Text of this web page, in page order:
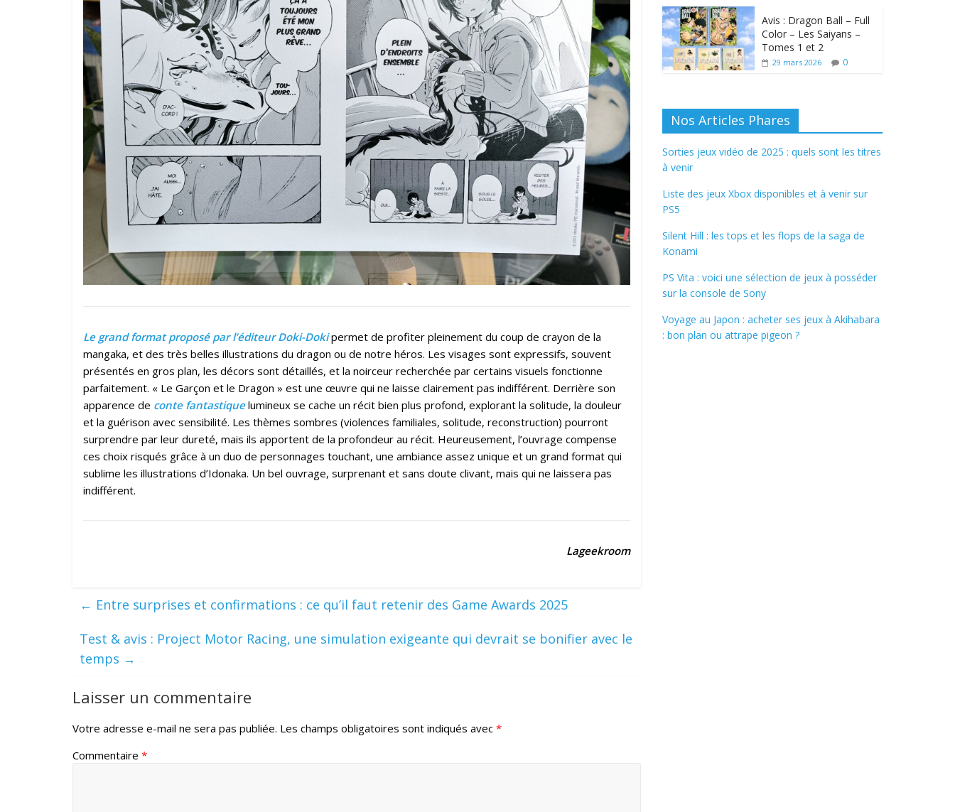
Le grand format proposé par l’éditeur Doki-Dokipermet de profiter pleinement du coup de crayon de la
mangaka, et des très belles illustrations du dragon ou de notre héros. Les visages sont expressifs, souvent
présentés en gros plan, les décors sont détaillés, et la noirceur recherchée par certains visuels fonctionne
parfaitement. « Le Garçon et le Dragon » est une œuvre qui ne laisse clairement pas indifférent. Derrière son
apparence de conte fantastiquelumineux se cache un récit bien plus profond, explorant la solitude, la douleur
et la guérison avec sensibilité. Les thèmes sombres (violences familiales, solitude, reconstruction) pourront
surprendre par leur dureté, mais ils apportent de la profondeur au récit. Heureusement, l’ouvrage compense
ces choix risqués grâce à un duo de personnages touchant, une ambiance assez unique et un grand format qui
sublime les illustrations d’Idonaka. Un bel ouvrage, surprenant et sans doute clivant, mais qui ne laissera pas
indifférent.
Lageekroom
← Entre surprises et confirmations : ce qu’il faut retenir des Game Awards 2025
Test & avis : Project Motor Racing, une simulation exigeante qui devrait se bonifier avec le
temps →
Laisser un commentaire
Votre adresse e-mail ne sera pas publiée. Les champs obligatoires sont indiqués avec *
Commentaire *
Avis : Dragon Ball – Full
Color – Les Saiyans –
Tomes 1 et 2
29 mars 2026 0
Nos Articles Phares
Sorties jeux vidéo de 2025 : quels sont les titres
à venir
Liste des jeux Xbox disponibles et à venir sur
PS5
Silent Hill : les tops et les flops de la saga de
Konami
PS Vita : voici une sélection de jeux à posséder
sur la console de Sony
Voyage au Japon : acheter ses jeux à Akihabara
: bon plan ou attrape pigeon ?